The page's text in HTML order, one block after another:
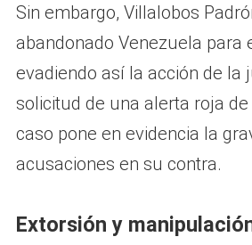
Sin embargo, Villalobos
abandonado Venezuela para
evadiendo así la acción de la
solicitud de una alerta roja
caso pone en evidencia la
acusaciones en su contra.
Extorsión y